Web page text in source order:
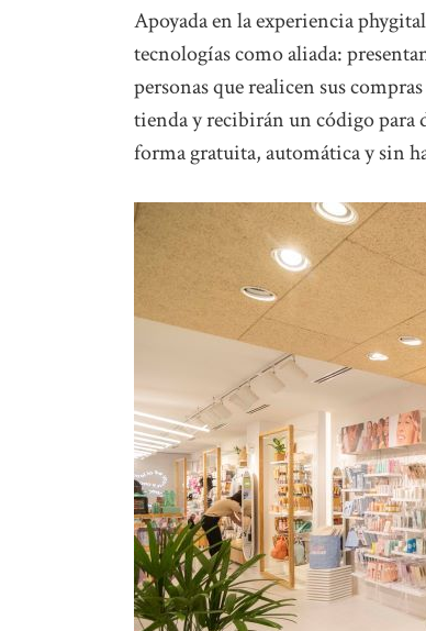
Apoyada en la experiencia
tecnologías como aliada:
personas que realicen sus
tienda y recibirán un código para
forma gratuita, automática y sin